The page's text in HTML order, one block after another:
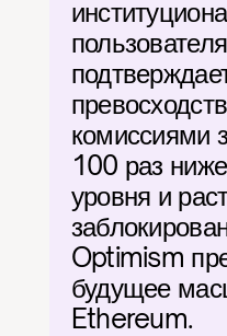
комиссиями
100 раз
уровня и
Optimism
будущее
Ethereum.